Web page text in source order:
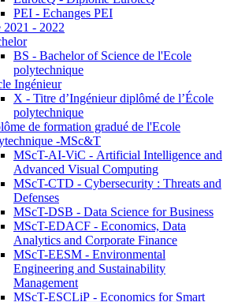
PEI - Echanges PEI
2021 - 2022
BS - Bachelor of Science de l'Ecole
polytechnique
Ingénieur
X - Titre d’Ingénieur diplômé de l’École
polytechnique
de formation gradué de l'Ecole
-MSc&T
MScT-AI-ViC - Artificial Intelligence and
Advanced Visual Computing
MScT-CTD - Cybersecurity : Threats and
Defenses
MScT-DSB - Data Science for Business
MScT-EDACF - Economics, Data
Analytics and Corporate Finance
MScT-EESM - Environmental
Engineering and Sustainability
Management
MScT-ESCLiP - Economics for Smart